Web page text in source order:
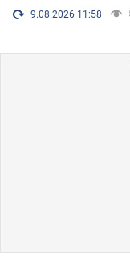
9.08.2026 11:58